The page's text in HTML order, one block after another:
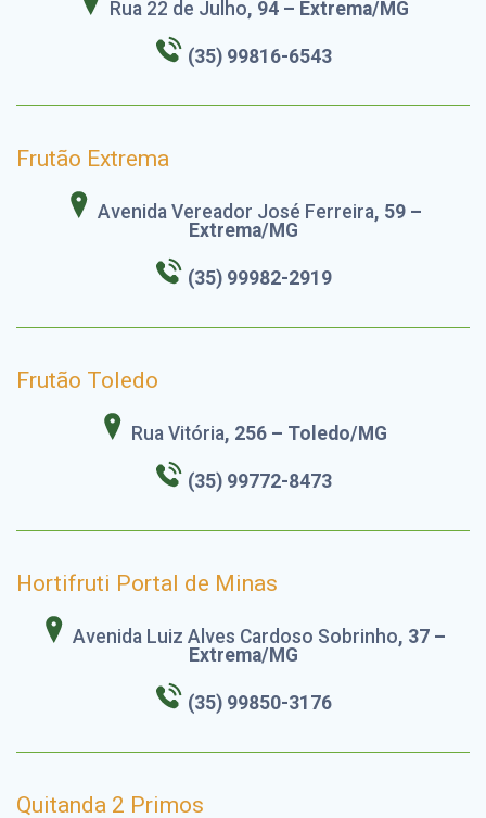
Rua 22 de Julho, 94 – Extrema/MG
(35) 99816-6543
Frutão Extrema
Avenida Vereador José Ferreira, 59 –
Extrema/MG
(35) 99982-2919
Frutão Toledo
Rua Vitória, 256 – Toledo/MG
(35) 99772-8473
Hortifruti Portal de Minas
Avenida Luiz Alves Cardoso Sobrinho, 37 –
Extrema/MG
(35) 99850-3176
Quitanda 2 Primos